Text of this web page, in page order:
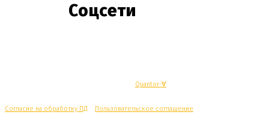
Соцсети
Quantor-∀
Согласие на обработку ПД Пользовательское соглашение